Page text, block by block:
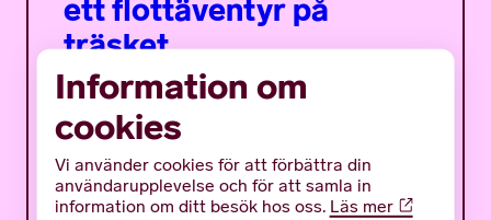
ett flottäventyr på
träsket
Det mystiska bulverket är ett sommarprogram
för ungdomar med fokus på en av Gotlands
mäktigaste och mest gåtfulla fornlämningar:
12 JUNI 2026NYHETER
Information om
cookies
Vi använder cookies för att förbättra din
användarupplevelse och för att samla in
information om ditt besök hos oss. Läs mer